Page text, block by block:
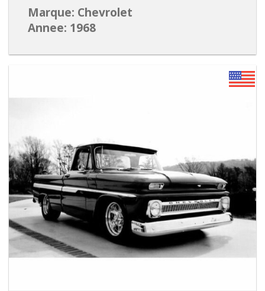
Marque: Chevrolet
Annee: 1968